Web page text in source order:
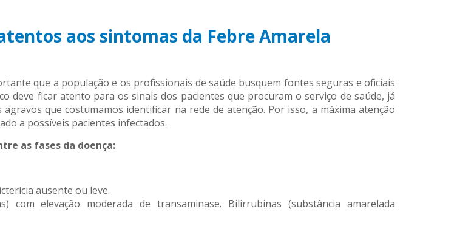
aos sintomas da Febre Amarela
que a população e os profissionais de saúde busquem fontes seguras e oficiais
deve ficar atento para os sinais dos pacientes que procuram o serviço de saúde, já
que costumamos identificar na rede de atenção. Por isso, a máxima atenção
a possíveis pacientes infectados.
as fases da doença:
ausente ou leve.
com elevação moderada de transaminase. Bilirrubinas (substância amarelada